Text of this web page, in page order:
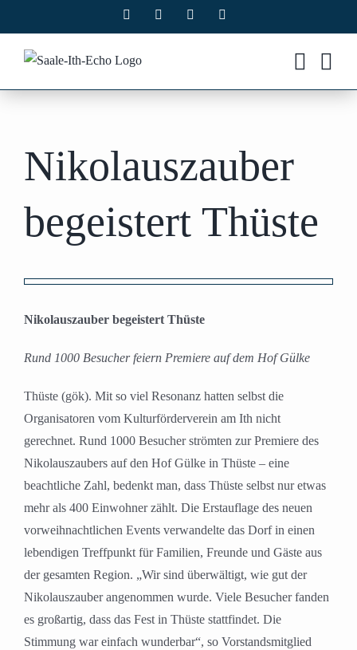
Inhalt
springen
Facebook Instagram
Nikolauszauber
begeistert Thüste
grösseres
Nikolauszauber begeistert Thüste
Rund 1000 Besucher feiern Premiere auf dem Hof Gülke
Thüste (gök). Mit so viel Resonanz hatten selbst die
Organisatoren vom Kulturförderverein am Ith nicht
gerechnet. Rund 1000 Besucher strömten zur Premiere des
Nikolauszaubers auf den Hof Gülke in Thüste – eine
beachtliche Zahl, bedenkt man, dass Thüste selbst nur etwas
mehr als 400 Einwohner zählt. Die Erstauflage des neuen
vorweihnachtlichen Events verwandelte das Dorf in einen
lebendigen Treffpunkt für Familien, Freunde und Gäste aus
der gesamten Region. „Wir sind überwältigt, wie gut der
Nikolauszauber angenommen wurde. Viele Besucher fanden
es großartig, dass das Fest in Thüste stattfindet. Die
Stimmung war einfach wunderbar“, so Vorstandsmitglied